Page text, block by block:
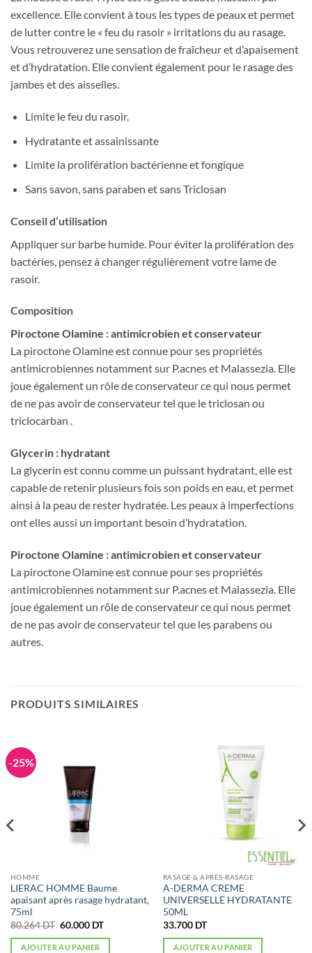
excellence. Elle convient à tous les types de peaux et permet
de lutter contre le « feu du rasoir » irritations du au rasage.
Vous retrouverez une sensation de fraîcheur et d’apaisement
et d’hydratation. Elle convient également pour le rasage des
jambes et des aisselles.
Limite le feu du rasoir.
Hydratante et assainissante
Limite la prolifération bactérienne et fongique
Sans savon, sans paraben et sans Triclosan
Conseil d’utilisation
Appliquer sur barbe humide. Pour éviter la prolifération des
bactéries, pensez à changer régulièrement votre lame de
rasoir.
Composition
Piroctone Olamine : antimicrobien et conservateur
La piroctone Olamine est connue pour ses propriétés
antimicrobiennes notamment sur P.acnes et Malassezia. Elle
joue également un rôle de conservateur ce qui nous permet
de ne pas avoir de conservateur tel que le triclosan ou
triclocarban .
Glycerin : hydratant
La glycerin est connu comme un puissant hydratant, elle est
capable de retenir plusieurs fois son poids en eau, et permet
ainsi à la peau de rester hydratée. Les peaux à imperfections
ont elles aussi un important besoin d’hydratation.
Piroctone Olamine : antimicrobien et conservateur
La piroctone Olamine est connue pour ses propriétés
antimicrobiennes notamment sur P.acnes et Malassezia. Elle
joue également un rôle de conservateur ce qui nous permet
de ne pas avoir de conservateur tel que les parabens ou
autres.
PRODUITS SIMILAIRES
-25%
HOMME
LIERAC HOMME Baume
apaisant après rasage hydratant,
75ml
80.264DT Le
initial
60.000 DTLe
actuel
AJOUTER AU PANIER
RASAGE & APRÈS-RASAGE
A-DERMA CREME
UNIVERSELLE HYDRATANTE
50ML
33.700 DT
AJOUTER AU PANIER